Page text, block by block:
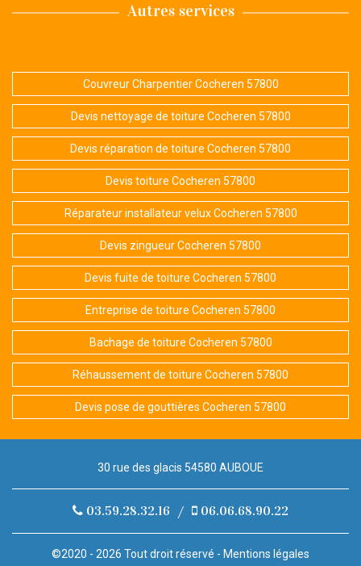
Autres services
Couvreur Charpentier Cocheren 57800
Devis nettoyage de toiture Cocheren 57800
Devis réparation de toiture Cocheren 57800
Devis toiture Cocheren 57800
Réparateur installateur velux Cocheren 57800
Devis zingueur Cocheren 57800
Devis fuite de toiture Cocheren 57800
Entreprise de toiture Cocheren 57800
Bachage de toiture Cocheren 57800
Réhaussement de toiture Cocheren 57800
Devis pose de gouttières Cocheren 57800
30 rue des glacis 54580 AUBOUE
03.59.28.32.16 / 06.06.68.90.22
©2020 - 2026 Tout droit réservé - Mentions légales